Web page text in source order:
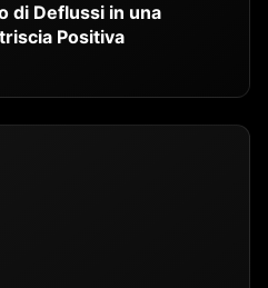
di Deflussi in una
Positiva